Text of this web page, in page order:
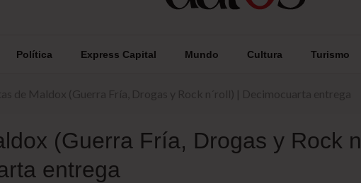
Política Express Capital Mundo Cultura Turismo
(Guerra Fría, Drogas y Rock n
entrega